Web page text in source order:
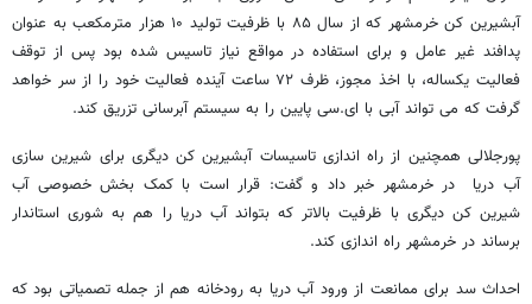
آبشیرین کن خرمشهر که از سال ۸۵ با ظرفیت تولید ۱۰ هزار مترمکعب به عنوان
پدافند غیر عامل و برای استفاده در مواقع نیاز تاسیس شده بود پس از توقف
فعالیت یکساله، با اخذ مجوز، ظرف ۷۲ ساعت آینده فعالیت خود را از سر خواهد
گرفت که می تواند آبی با ای.سی پایین را به سیستم آبرسانی تزریق کند.
پورجلالی همچنین از راه اندازی تاسیسات آبشیرین کن دیگری برای شیرین سازی
آب دریا در خرمشهر خبر داد و گفت: قرار است با کمک بخش خصوصی آب
شیرین کن دیگری با ظرفیت بالاتر که بتواند آب دریا را هم به شوری استاندار
برساند در خرمشهر راه اندازی کند.
احداث سد برای ممانعت از ورود آب دریا به رودخانه هم از جمله تصمیاتی بود که